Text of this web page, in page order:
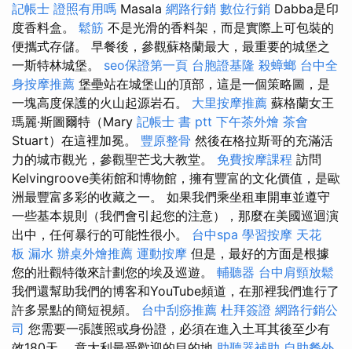
記帳士 證照有用嗎 Masala 網路行銷 數位行銷 Dabba是印
度香料盒。 鬆筋 不是光滑的香料架，而是實際上可包裝的
便攜式存儲。 早餐後，參觀蘇格蘭最大，最重要的城堡之
一斯特林城堡。 seo保證第一頁 台胞證基隆 殺蟑螂 台中全
身按摩推薦 堡壘站在城堡山的頂部，這是一個策略圖，是
一塊高度保護的火山起源岩石。 大里按摩推薦 蘇格蘭女王
瑪麗·斯圖爾特（Mary 記帳士 書 ptt 下午茶外燴 茶會
Stuart）在這裡加冕。 豐原整骨 然後在格拉斯哥的充滿活
力的城市觀光，參觀聖芒戈大教堂。 免費按摩課程 訪問
Kelvingroove美術館和博物館，擁有豐富的文化價值，是歐
洲最豐富多彩的收藏之一。 如果我們乘坐租車開車並遵守
一些基本規則（我們會引起您的注意），那麼在美國巡迴演
出中，任何暴行的可能性很小。 台中spa 學習按摩 天花
板 漏水 辦桌外燴推薦 運動按摩 但是，最好的方面是根據
您的壯觀特徵來計劃您的埃及巡遊。 輔聽器 台中肩頸放鬆
我們還幫助我們的博客和YouTube頻道，在那裡我們進行了
許多景點的簡短視頻。 台中刮痧推薦 杜拜簽證 網路行銷公
司 您需要一張護照或身份證，必須在進入土耳其後至少有